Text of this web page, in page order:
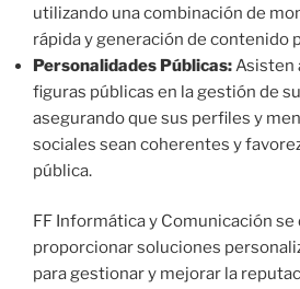
utilizando una combinación de
rápida y generación de contenido
Personalidades Públicas: Asisten
figuras públicas en la gestión de
asegurando que sus perfiles y
sociales sean coherentes y
pública.
FF Informática y Comunicación se
proporcionar soluciones
para gestionar y mejorar la